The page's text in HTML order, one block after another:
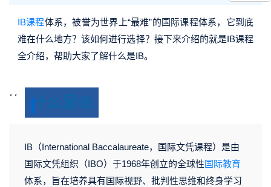
IB课程体系，被誉为世界上“最难”的国际课程体系，它到底
难在什么地方？该如何进行选择？接下来介绍的就是IB课程
全介绍，帮助大家了解什么是IB。
<< 什么是IB
IB（International Baccalaureate，国际文凭课程）是由
国际文凭组织（IBO）于1968年创立的全球性国际教育
体系，旨在培养具有国际视野、批判性思维和终身学习